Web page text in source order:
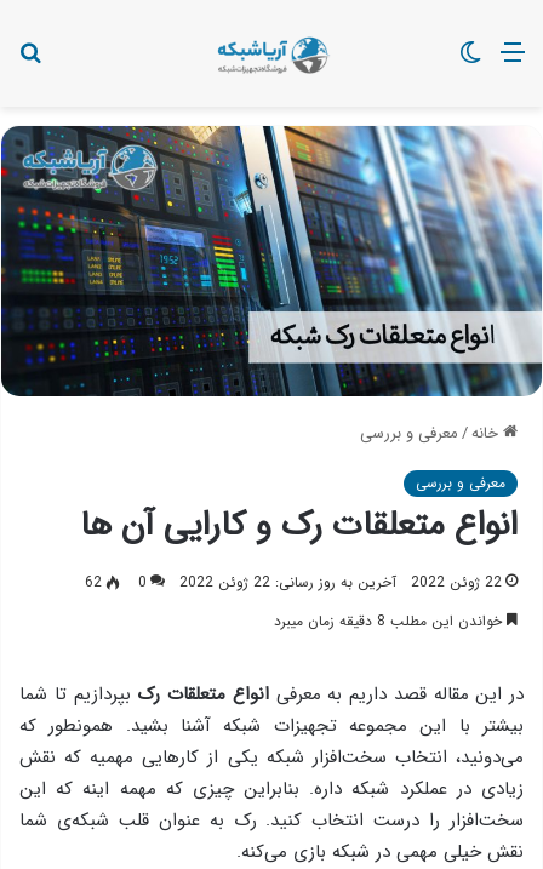
منو
خانه/معرفی و بررسی
معرفی و بررسی
انواع متعلقات رک و کارایی آن ها
22 ژوئن 2022 آخرین به روز رسانی: 22 ژوئن 2022 0
62
خواندن این مطلب 8 دقیقه زمان میبرد
در این مقاله قصد داریم به معرفیانواع متعلقات رک بپردازیم تا شما
بیشتر با این مجموعه تجهیزات شبکه آشنا بشید. همونطور که
می‌‌دونید، انتخاب سخت‌افزار شبکه یکی از کارهایی مهمیه که نقش
زیادی در عملکرد شبکه داره. بنابراین چیزی که مهمه اینه که این
سخت‌افزار را درست انتخاب کنید. رک به عنوان قلب شبکه‌ی شما
نقش خیلی مهمی در شبکه بازی می‌کنه.